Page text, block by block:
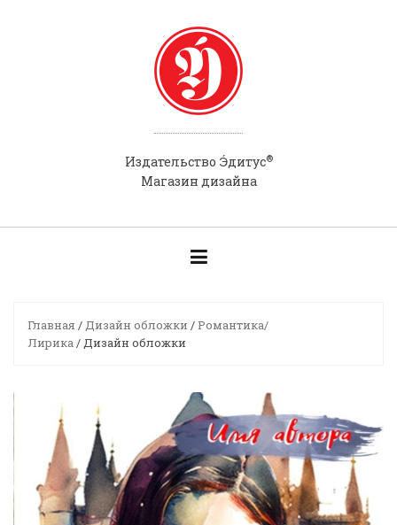
Издательство Э́дитус®
Магазин дизайна
Главная /Дизайн обложки /Романтика/
Лирика/ Дизайн обложки